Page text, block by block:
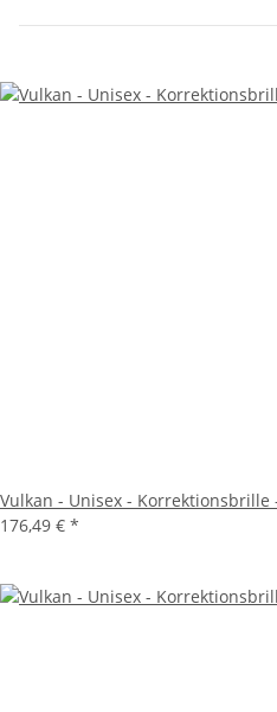
Vulkan - Unisex - Korrektionsbrille
176,49 € *